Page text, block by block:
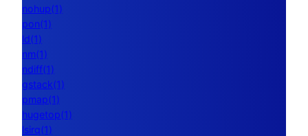
nohup(1)
pon(1)
ld(1)
nm(1)
ndiff(1)
gstack(1)
pmap(1)
hugetop(1)
lsirq(1)